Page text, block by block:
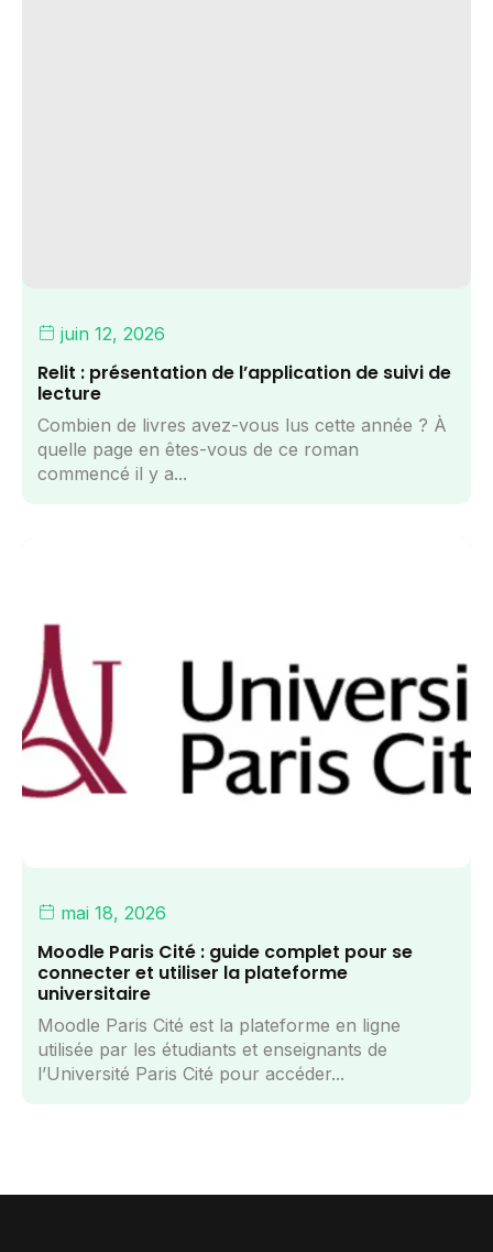
juin 12, 2026
Relit : présentation de l’application de suivi de
lecture
Combien de livres avez-vous lus cette année ? À
quelle page en êtes-vous de ce roman
commencé il y a...
mai 18, 2026
Moodle Paris Cité : guide complet pour se
connecter et utiliser la plateforme
universitaire
Moodle Paris Cité est la plateforme en ligne
utilisée par les étudiants et enseignants de
l’Université Paris Cité pour accéder...